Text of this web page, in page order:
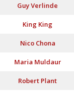
Guy Verlinde
King King
Nico Chona
Maria Muldaur
Robert Plant